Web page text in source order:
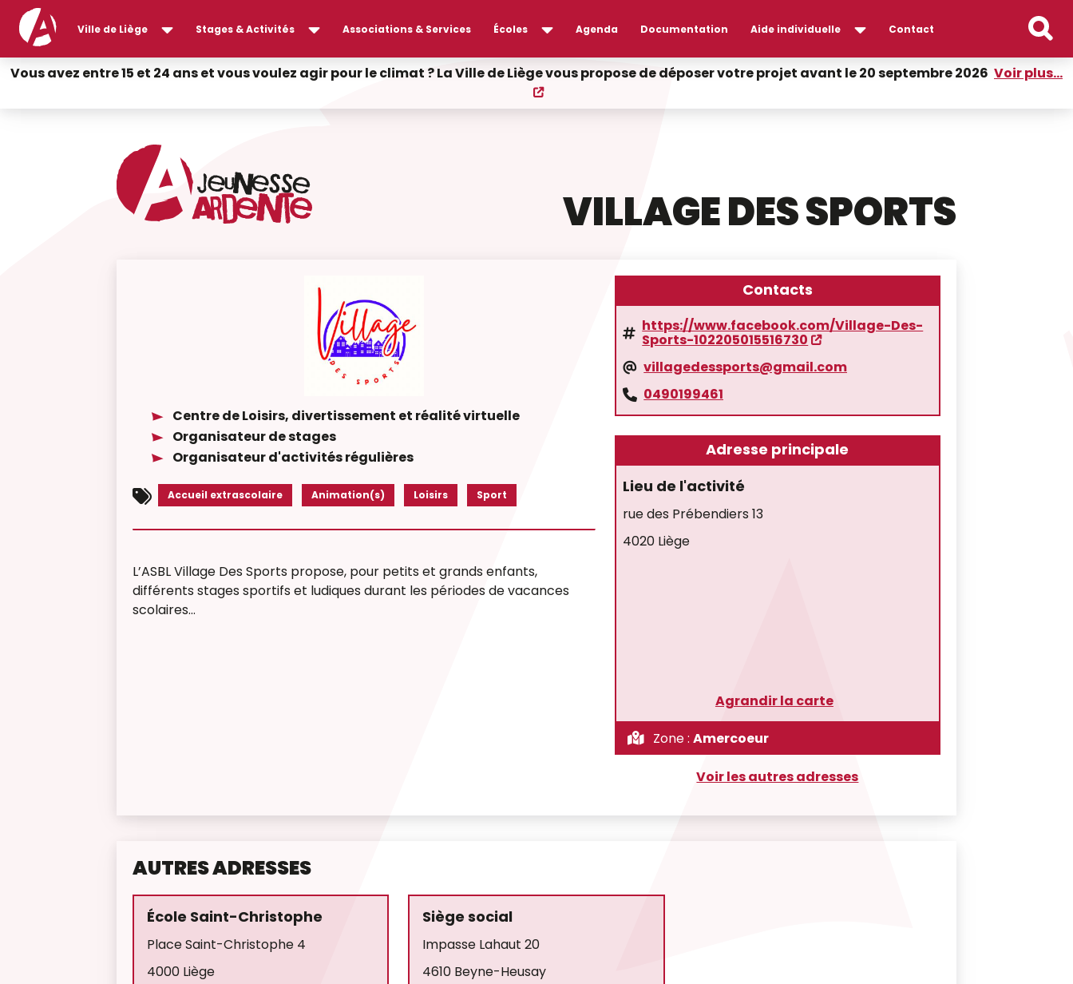
Ville de Liège Stages & Activités Associations & Services Écoles Agenda Documentation Aide individuelle Contact
Vous avez entre 15 et 24 ans et vous voulez agir pour le climat ? La Ville de Liège vous propose de déposer votre projet avant le 20 septembre 2026 Voir plus...
VILLAGE DES SPORTS
Centre de Loisirs, divertissement et réalité virtuelle
Organisateur de stages
Organisateur d'activités régulières
Accueil extrascolaire Animation(s) Loisirs Sport
L’ASBL Village Des Sports propose, pour petits et grands enfants,
différents stages sportifs et ludiques durant les périodes de vacances
scolaires…
Contacts
https://www.facebook.com/Village-Des-
Sports-102205015516730
villagedessports@gmail.com
0490199461
Adresse principale
Lieu de l'activité
rue des Prébendiers 13
4020 Liège
Agrandir la carte
Zone : Amercoeur
Voir les autres adresses
AUTRES ADRESSES
École Saint-Christophe
Place Saint-Christophe 4
4000 Liège
Siège social
Impasse Lahaut 20
4610 Beyne-Heusay